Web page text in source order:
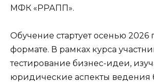
МФК «РРАПП».
Обучение стартует осенью 2026
формате. В рамках курса
тестирование бизнес-идеи,
юридические аспекты ведения